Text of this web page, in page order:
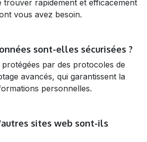
trouver rapidement et efficacement
vous avez besoin.
sont-elles sécurisées ?
par des protocoles de
avancés, qui garantissent la
personnelles.
sites web sont-ils